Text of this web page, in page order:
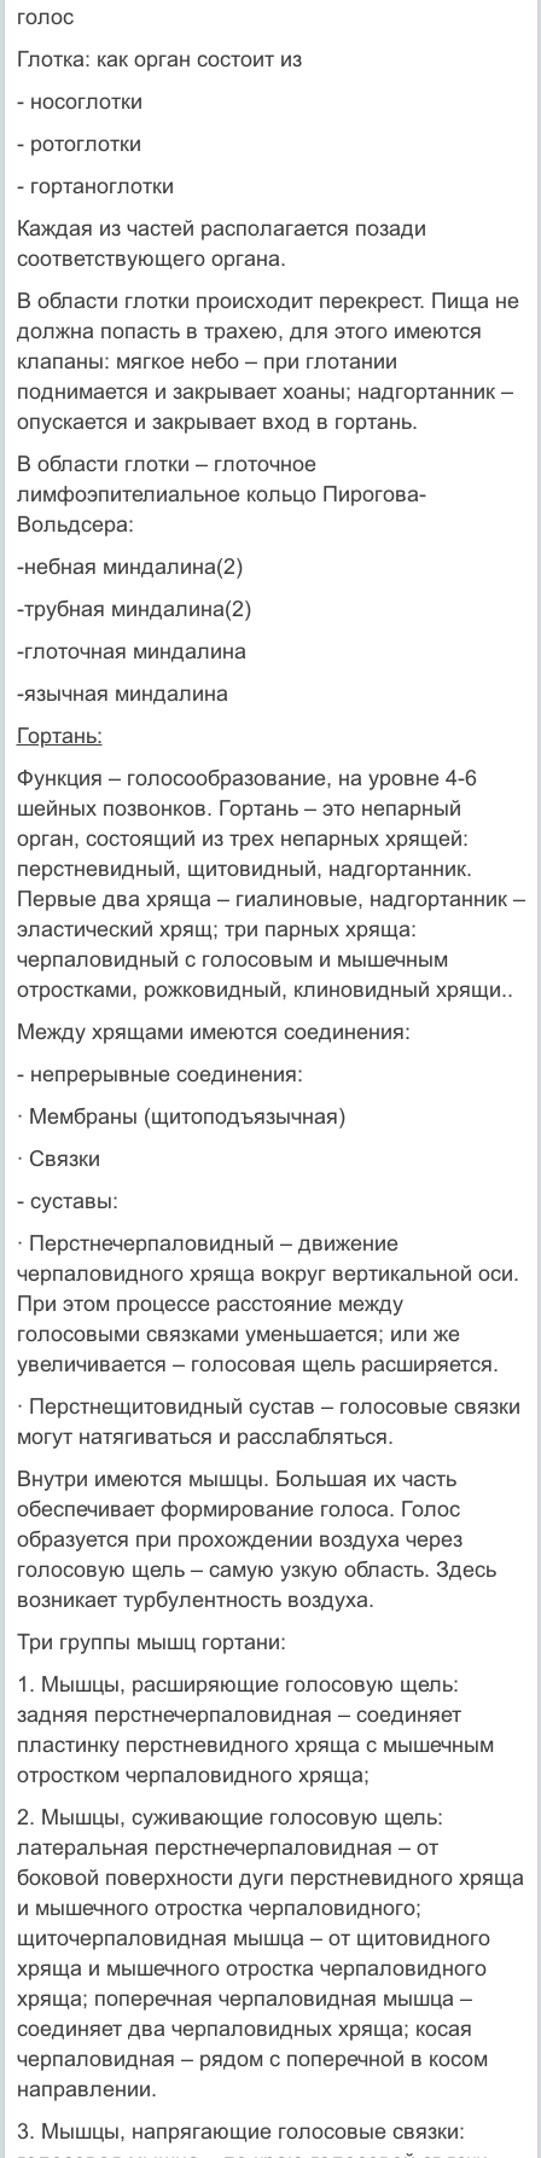
голос
Глотка: как орган состоит из
- носоглотки
- ротоглотки
- гортаноглотки
Каждая из частей располагается позади
соответствующего органа.
В области глотки происходит перекрест. Пища не
должна попасть в трахею, для этого имеются
клапаны: мягкое небо – при глотании
поднимается и закрывает хоаны; надгортанник –
опускается и закрывает вход в гортань.
В области глотки – глоточное
лимфоэпителиальное кольцо Пирогова-
Вольдсера:
-небная миндалина(2)
-трубная миндалина(2)
-глоточная миндалина
-язычная миндалина
Гортань:
Функция – голосообразование, на уровне 4-6
шейных позвонков. Гортань – это непарный
орган, состоящий из трех непарных хрящей:
перстневидный, щитовидный, надгортанник.
Первые два хряща – гиалиновые, надгортанник –
эластический хрящ; три парных хряща:
черпаловидный с голосовым и мышечным
отростками, рожковидный, клиновидный хрящи..
Между хрящами имеются соединения:
- непрерывные соединения:
· Мембраны (щитоподъязычная)
· Связки
- суставы:
· Перстнечерпаловидный – движение
черпаловидного хряща вокруг вертикальной оси.
При этом процессе расстояние между
голосовыми связками уменьшается; или же
увеличивается – голосовая щель расширяется.
· Перстнещитовидный сустав – голосовые связки
могут натягиваться и расслабляться.
Внутри имеются мышцы. Большая их часть
обеспечивает формирование голоса. Голос
образуется при прохождении воздуха через
голосовую щель – самую узкую область. Здесь
возникает турбулентность воздуха.
Три группы мышц гортани:
1. Мышцы, расширяющие голосовую щель:
задняя перстнечерпаловидная – соединяет
пластинку перстневидного хряща с мышечным
отростком черпаловидного хряща;
2. Мышцы, суживающие голосовую щель:
латеральная перстнечерпаловидная – от
боковой поверхности дуги перстневидного хряща
и мышечного отростка черпаловидного;
щиточерпаловидная мышца – от щитовидного
хряща и мышечного отростка черпаловидного
хряща; поперечная черпаловидная мышца –
соединяет два черпаловидных хряща; косая
черпаловидная – рядом с поперечной в косом
направлении.
3. Мышцы, напрягающие голосовые связки: